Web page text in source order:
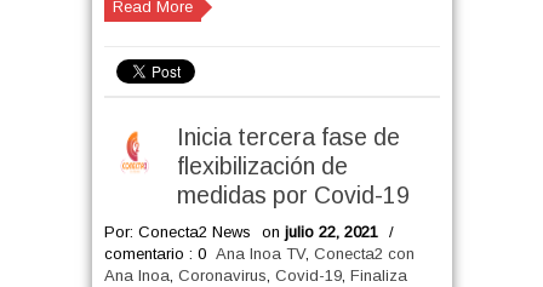
Read More
Inicia tercera fase de
flexibilización de
medidas por Covid-19
Por: Conecta2 News on julio 22, 2021
/
comentario : 0 Ana Inoa TV, Conecta2 con
Ana Inoa, Coronavirus, Covid-19, Finaliza